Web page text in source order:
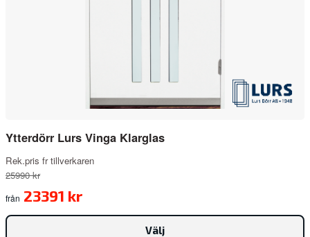
Ytterdörr Lurs Vinga Klarglas
Rek.pris fr tillverkaren
25990 kr
från 23391 kr
Välj